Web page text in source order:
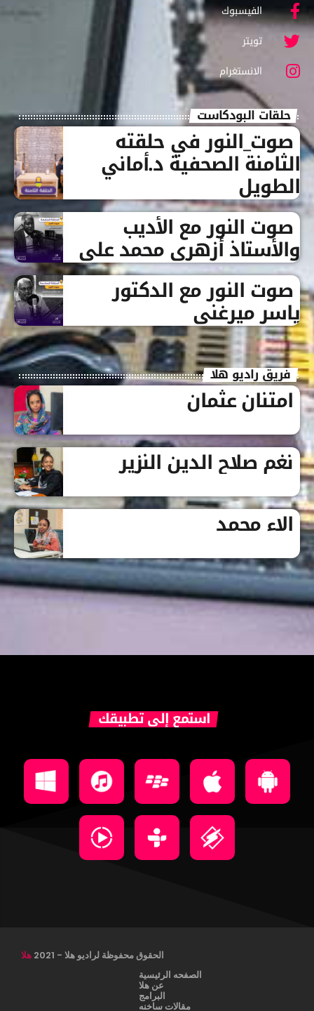
الفيسبوك
تويتر
الانستغرام
حلقات البودكاست
صوت_النور في حلقته
الثامنة الصحفية د.أماني
الطويل
صوت النور مع الأديب
والأستاذ أزهري محمد علي
صوت النور مع الدكتور
ياسر ميرغني
فريق راديو هلا
امتنان عثمان
نغم صلاح الدين النزير
الاء محمد
استمع إلى تطبيقك
الحقوق محفوظة لراديو هلا - 2021
هلا
الصفحه الرئيسية
عن هلا
البرامج
مقالات ساخنه